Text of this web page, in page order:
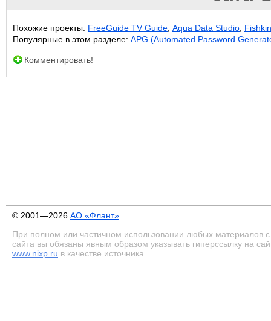
Похожие проекты: FreeGuide TV Guide Aqua Data Studio
Популярные в этом разделе: APG (Automated Password
Комментировать!
© 2001—2026 АО «Флант»
При полном или частичном использовании любых материалов с
сайта вы обязаны явным образом указывать гиперссылку на
www.nixp.ru в качестве источника.